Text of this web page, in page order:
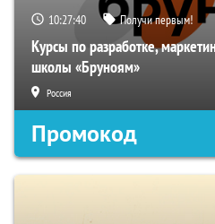
10:27:39 Получи первым!
Курсы по разработке,
школы «Бруноям»
Россия
Промокод